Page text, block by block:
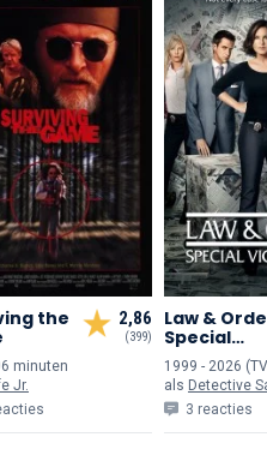
2,86
(399)
the
minuten
Jr.
Law &
Special
Victims Unit
1999 - 2026
als Detective
3 reacties